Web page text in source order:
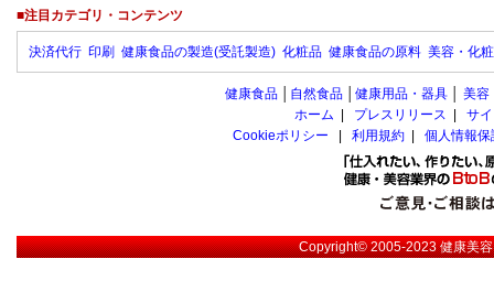
■注目カテゴリ・コンテンツ
決済代行 印刷 健康食品の製造(受託製造) 化粧品 健康食品の原料 美容・化
健康食品 自然食品 健康用品・器具 美容
ホーム
プレスリリース
サ
Cookieポリシー
利用規約 個人情報
Copyright© 2005-2023健康美